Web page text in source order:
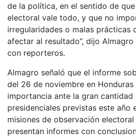
de la política, en el sentido de
electoral vale todo, y que no
irregularidades o malas prácticas
afectar al resultado”, dijo
con reporteros.
Almagro señaló que el informe
del 26 de noviembre en
importancia ante la gran cantidad
presidenciales previstas este año
misiones de observación electoral
presentan informes con